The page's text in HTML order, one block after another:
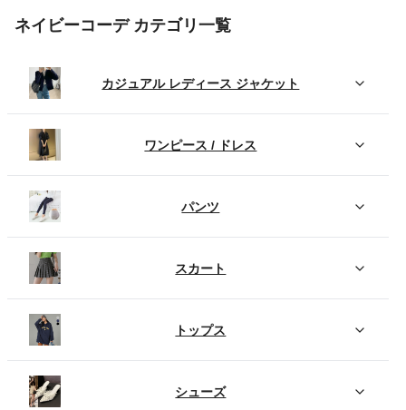
ネイビーコーデ カテゴリ一覧
カジュアル レディース ジャケット
ワンピース / ドレス
パンツ
スカート
トップス
シューズ